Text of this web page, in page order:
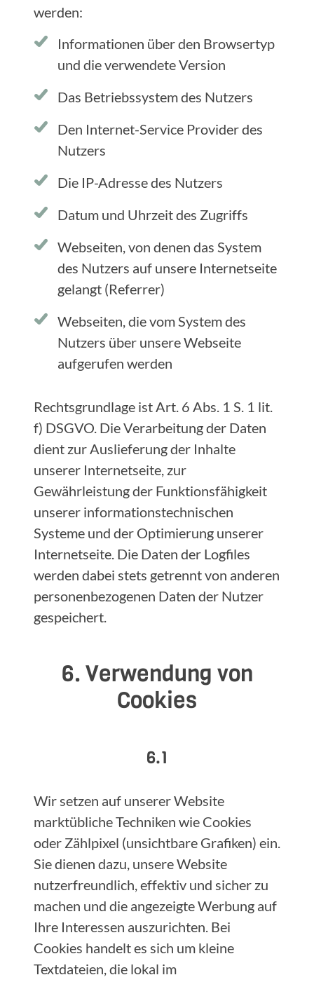
werden:
Informationen über den Browsertyp
und die verwendete Version
Das Betriebssystem des Nutzers
Den Internet-Service Provider des
Nutzers
Die IP-Adresse des Nutzers
Datum und Uhrzeit des Zugriffs
Webseiten, von denen das System
des Nutzers auf unsere Internetseite
gelangt (Referrer)
Webseiten, die vom System des
Nutzers über unsere Webseite
aufgerufen werden
Rechtsgrundlage ist Art. 6 Abs. 1 S. 1 lit.
f) DSGVO. Die Verarbeitung der Daten
dient zur Auslieferung der Inhalte
unserer Internetseite, zur
Gewährleistung der Funktionsfähigkeit
unserer informationstechnischen
Systeme und der Optimierung unserer
Internetseite. Die Daten der Logfiles
werden dabei stets getrennt von anderen
personenbezogenen Daten der Nutzer
gespeichert.
6. Verwendung von
Cookies
6.1
Wir setzen auf unserer Website
marktübliche Techniken wie Cookies
oder Zählpixel (unsichtbare Grafiken) ein.
Sie dienen dazu, unsere Website
nutzerfreundlich, effektiv und sicher zu
machen und die angezeigte Werbung auf
Ihre Interessen auszurichten. Bei
Cookies handelt es sich um kleine
Textdateien, die lokal im